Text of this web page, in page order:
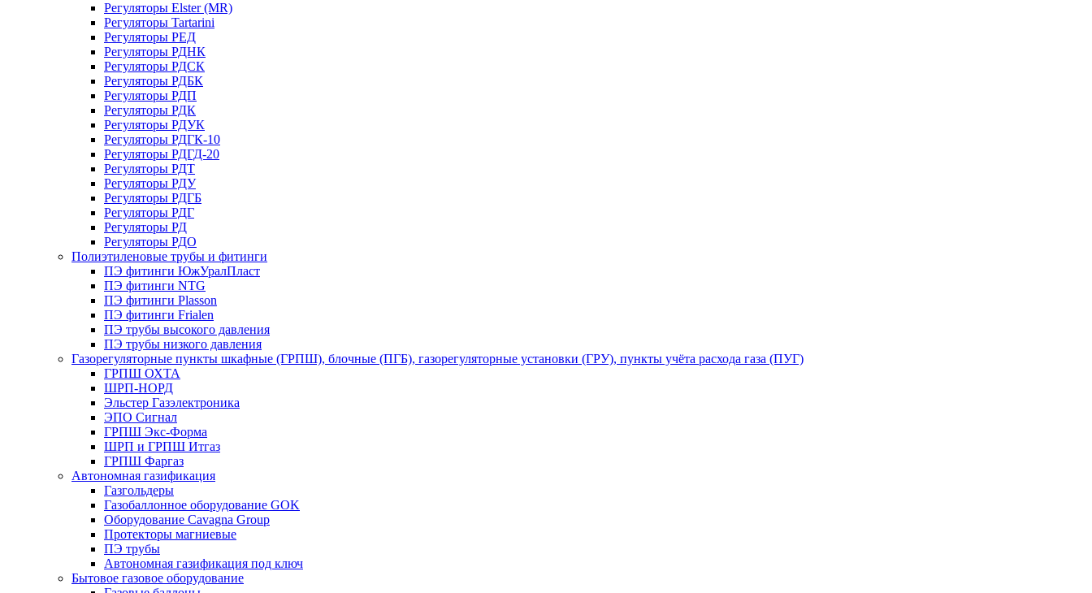
Регуляторы Elster (MR)
Регуляторы Tartarini
Регуляторы РЕД
Регуляторы РДНК
Регуляторы РДСК
Регуляторы РДБК
Регуляторы РДП
Регуляторы РДК
Регуляторы РДУК
Регуляторы РДГК-10
Регуляторы РДГД-20
Регуляторы РДТ
Регуляторы РДУ
Регуляторы РДГБ
Регуляторы РДГ
Регуляторы РД
Регуляторы РДО
Полиэтиленовые трубы и фитинги
ПЭ фитинги ЮжУралПласт
ПЭ фитинги NTG
ПЭ фитинги Plasson
ПЭ фитинги Frialen
ПЭ трубы высокого давления
ПЭ трубы низкого давления
Газорегуляторные пункты шкафные (ГРПШ), блочные (ПГБ), газорегуляторные установки (ГРУ), пункты учёта расхода газа (ПУГ)
ГРПШ ОХТА
ШРП-НОРД
Эльстер Газэлектроника
ЭПО Сигнал
ГРПШ Экс-Форма
ШРП и ГРПШ Итгаз
ГРПШ Фаргаз
Автономная газификация
Газгольдеры
Газобаллонное оборудование GOK
Оборудование Cavagna Group
Протекторы магниевые
ПЭ трубы
Автономная газификация под ключ
Бытовое газовое оборудование